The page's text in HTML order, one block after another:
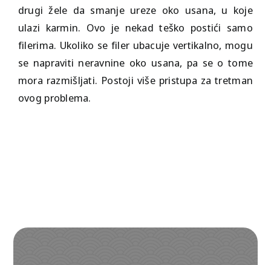
drugi žele da smanje ureze oko usana, u koje
ulazi karmin. Ovo je nekad teško postići samo
filerima. Ukoliko se filer ubacuje vertikalno, mogu
se napraviti neravnine oko usana, pa se o tome
mora razmišljati. Postoji više pristupa za tretman
ovog problema.